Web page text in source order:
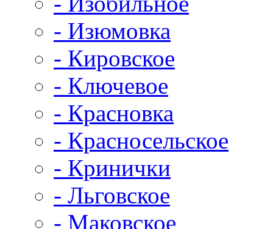
- Изюмовка
- Кировское
- Ключевое
- Красновка
- Красносельское
- Кринички
- Льговское
- Маковское